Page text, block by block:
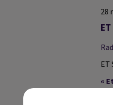
28
ET
«